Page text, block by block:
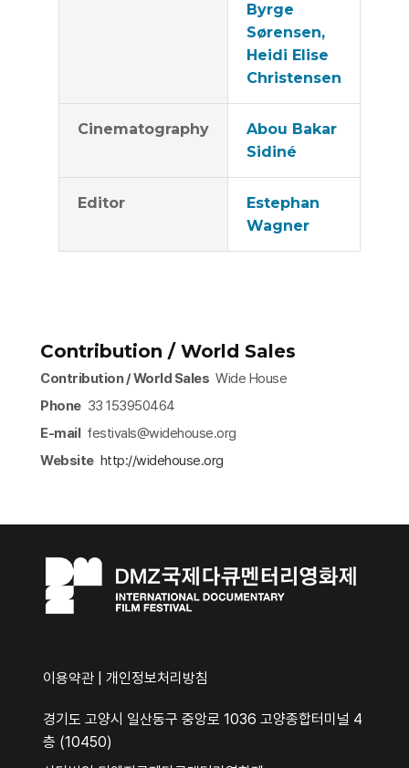
Byrge
Sørensen,
Heidi Elise
Christensen
Cinematography
Abou Bakar
Sidiné
Editor
Estephan
Wagner
Contribution / World Sales
Contribution / World Sales Wide House
Phone33 153950464
E-mailfestivals@widehouse.org
Website http://widehouse.org​
이용약관 개인정보처리방침
경기도 고양시 일산동구 중앙로 1036 고양종합터미널 4
층 (10450)